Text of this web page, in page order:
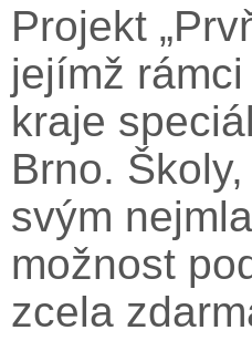
Projekt
jejímž
kraje
Brno.
svým
možnost
zcela